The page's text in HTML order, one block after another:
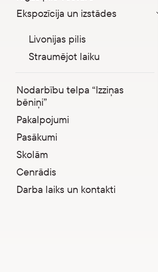
Ekspozīcija un izstādes
Livonijas pilis
Straumējot laiku
Nodarbību telpa “Izziņas
bēniņi”
Pakalpojumi
Pasākumi
Skolām
Cenrādis
Darba laiks un kontakti